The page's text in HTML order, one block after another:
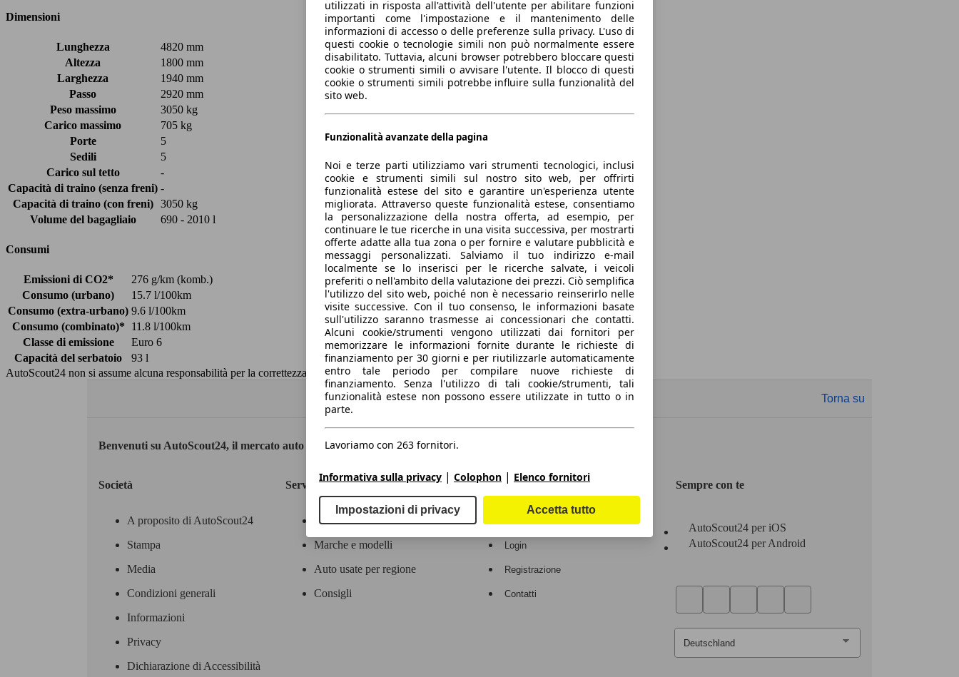
Dimensioni
Lunghezza
4820 mm
Altezza
1800 mm
Larghezza
1940 mm
Passo
2920 mm
Peso massimo
3050 kg
Carico massimo
705 kg
Porte
5
Sedili
5
Carico sul tetto
-
Capacità di traino (senza freni) -
Capacità di traino (con freni)
3050 kg
Volume del bagagliaio
690 - 2010 l
Consumi
Emissioni di CO2*
276 g/km (komb.)
Consumo (urbano)
15.7 l/100km
Consumo (extra-urbano) 9.6 l/100km
Consumo (combinato)*
11.8 l/100km
Classe di emissione
Euro 6
Capacità del serbatoio
93 l
AutoScout24 non si assume alcuna responsabilità per la correttezza dei dati.
Torna su
Benvenuti su AutoScout24, il mercato auto europeo.
Società
A proposito di AutoScout24
Stampa
Media
Condizioni generali
Informazioni
Privacy
Dichiarazione di Accessibilità
Servizi
Contatti
Marche e modelli
Auto usate per regione
Consigli
Area rivenditori
Login
Registrazione
Contatti
Sempre con te
AutoScout24 per iOS
AutoScout24 per Android
utilizzati in risposta all'attività dell'utente per abilitare funzioni
importanti come l'impostazione e il mantenimento delle
informazioni di accesso o delle preferenze sulla privacy. L'uso di
questi cookie o tecnologie simili non può normalmente essere
disabilitato. Tuttavia, alcuni browser potrebbero bloccare questi
cookie o strumenti simili o avvisare l'utente. Il blocco di questi
cookie o strumenti simili potrebbe influire sulla funzionalità del
sito web.
Funzionalità avanzate della pagina
Noi e terze parti utilizziamo vari strumenti tecnologici, inclusi
cookie e strumenti simili sul nostro sito web, per offrirti
funzionalità estese del sito e garantire un'esperienza utente
migliorata. Attraverso queste funzionalità estese, consentiamo
la personalizzazione della nostra offerta, ad esempio, per
continuare le tue ricerche in una visita successiva, per mostrarti
offerte adatte alla tua zona o per fornire e valutare pubblicità e
messaggi personalizzati. Salviamo il tuo indirizzo e-mail
localmente se lo inserisci per le ricerche salvate, i veicoli
preferiti o nell'ambito della valutazione dei prezzi. Ciò semplifica
l'utilizzo del sito web, poiché non è necessario reinserirlo nelle
visite successive. Con il tuo consenso, le informazioni basate
sull'utilizzo saranno trasmesse ai concessionari che contatti.
Alcuni cookie/strumenti vengono utilizzati dai fornitori per
memorizzare le informazioni fornite durante le richieste di
finanziamento per 30 giorni e per riutilizzarle automaticamente
entro tale periodo per compilare nuove richieste di
finanziamento. Senza l'utilizzo di tali cookie/strumenti, tali
funzionalità estese non possono essere utilizzate in tutto o in
parte.
Lavoriamo con 263 fornitori.
Informativa sulla privacy | Colophon | Elenco fornitori
Impostazioni di privacy Accetta tutto